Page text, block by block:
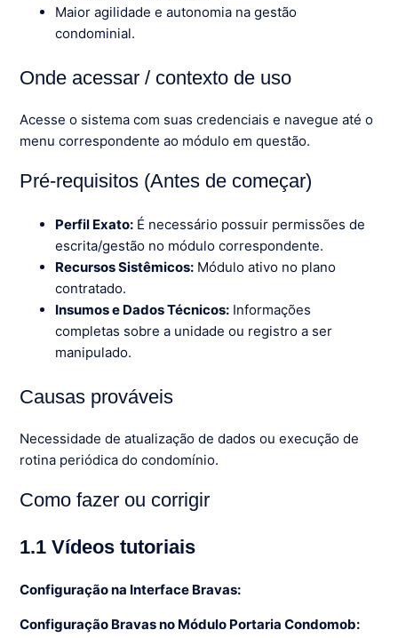
Maior agilidade e autonomia na gestão
condominial.
Onde acessar / contexto de uso
Acesse o sistema com suas credenciais e navegue até o
menu correspondente ao módulo em questão.
Pré-requisitos (Antes de começar)
Perfil Exato: É necessário possuir permissões de
escrita/gestão no módulo correspondente.
Recursos Sistêmicos: Módulo ativo no plano
contratado.
Insumos e Dados Técnicos: Informações
completas sobre a unidade ou registro a ser
manipulado.
Causas prováveis
Necessidade de atualização de dados ou execução de
rotina periódica do condomínio.
Como fazer ou corrigir
1.1 Vídeos tutoriais
Configuração na Interface Bravas:
Configuração Bravas no Módulo Portaria Condomob: